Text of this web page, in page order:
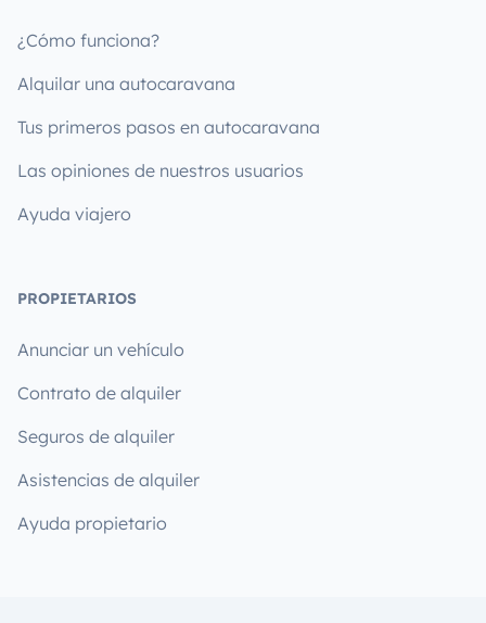
¿Cómo funciona?
Alquilar una autocaravana
Tus primeros pasos en autocaravana
Las opiniones de nuestros usuarios
Ayuda viajero
PROPIETARIOS
Anunciar un vehículo
Contrato de alquiler
Seguros de alquiler
Asistencias de alquiler
Ayuda propietario